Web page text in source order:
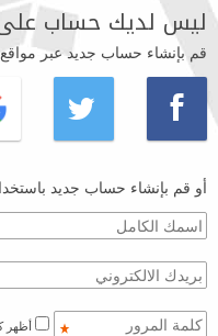
ليس لديك حساب
قم بإنشاء حساب جديد عبر مواقع
أو قم بإنشاء حساب جديد